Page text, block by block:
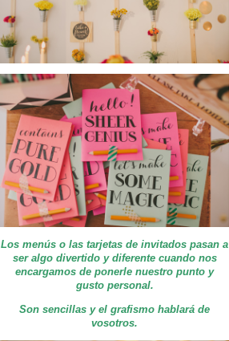
Los menús o las tarjetas de invitados pasan a
ser algo divertido y diferente cuando nos
encargamos de ponerle nuestro punto y
gusto personal.
Son sencillas y el grafismo hablará de
vosotros.